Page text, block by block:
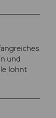
und
lohnt